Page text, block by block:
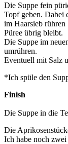
Die Suppe fein
Topf geben. Dabei
im Haarsieb rühren
Püree übrig bleibt.
Die Suppe im
umrühren.
Eventuell mit Salz
*Ich spüle den
Finish
Die Suppe in die
Die
Ich habe noch